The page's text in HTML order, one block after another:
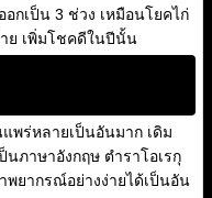
อกเป็น 3 ช่วง เหมือนโยคไก่
ย เพิ่มโชคดีในปีนั้น
พร่หลายเป็นอันมาก เดิม
ภาษาอังกฤษ ตำราโอเรกุ
พยากรณ์อย่างง่ายได้เป็นอัน